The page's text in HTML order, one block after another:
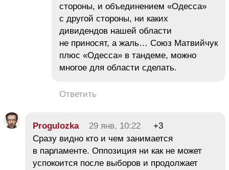
стороны, и объединением «Одесса»
с другой стороны, ни каких
дивидендов нашей области
не приносят, а жаль… Союз Матвийчук
плюс «Одесса» в тандеме, можно
многое для области сделать.
Ответить
Progulozka 29 янв, 10:22
+3
Сразу видно кто и чем занимается
в парламенте. Оппозиция ни как не может
успокоится после выборов и продолжает